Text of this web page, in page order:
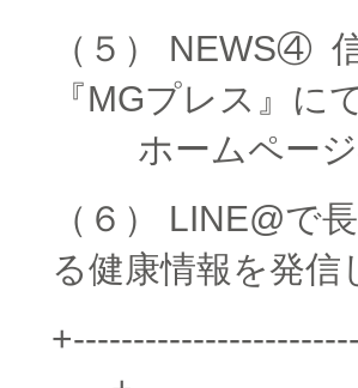
（５） NEWS④
『MGプレス』に
ホームペー
（６） LINE@で
る健康情報を発信